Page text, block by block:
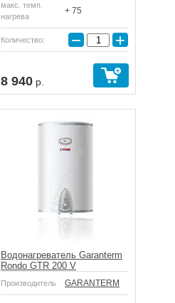
макс. темп.
нагрева
+ 75
Количество: − +
8 940 р.
Водонагреватель Garanterm
Rondo GTR 200 V
Производитель GARANTERM